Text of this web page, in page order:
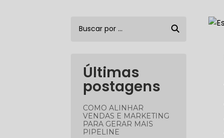
Últimas
postagens
COMO ALINHAR
VENDAS E MARKETING
PARA GERAR MAIS
PIPELINE